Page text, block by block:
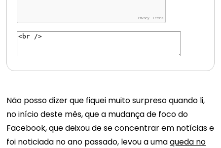
Não posso dizer que fiquei muito surpreso quando li,
no início deste mês, que a mudança de foco do
Facebook, que deixou de se concentrar em notícias e
foi noticiada no ano passado, levou a umaqueda no